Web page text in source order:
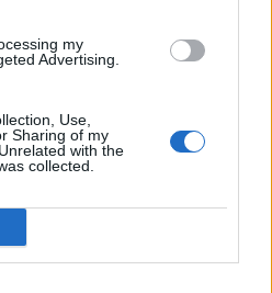
my
Advertising.
Use,
Sharing of my
with the
collected.
Yhteistyössä
Kesä!
Tyyliniekka